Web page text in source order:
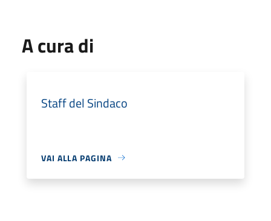
A cura di
Staff del Sindaco
VAI ALLA PAGINA